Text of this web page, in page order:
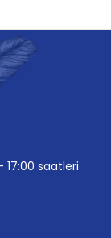
saatleri